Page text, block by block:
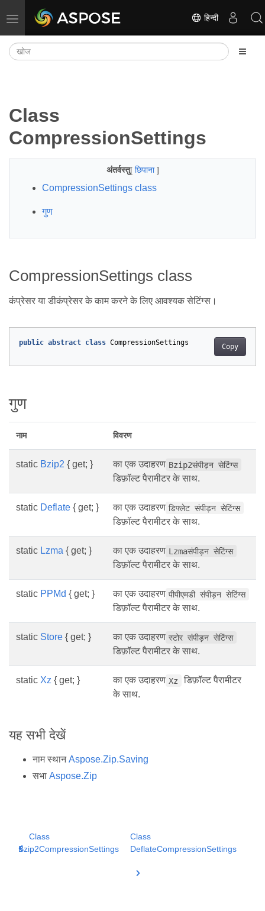
नेविगेशन टॉगल करें हिन्दी
Class
CompressionSettings
अंतर्वस्तु[ छिपाना]
CompressionSettings class
गुण
CompressionSettings class
कंप्रेसर या डीकंप्रेसर के काम करने के लिए आवश्यक सेटिंग्स।
Copy
public abstract class CompressionSettings
गुण
नाम विवरण
static Bzip2 { get; } का एक उदाहरण Bzip2संपीड़न सेटिंग्स
डिफ़ॉल्ट पैरामीटर के साथ.
static Deflate { get; } का एक उदाहरण डिफ्लेट संपीड़न सेटिंग्स
डिफ़ॉल्ट पैरामीटर के साथ.
static Lzma { get; } का एक उदाहरण Lzmaसंपीड़न सेटिंग्स
डिफ़ॉल्ट पैरामीटर के साथ.
static PPMd { get; } का एक उदाहरण पीपीएमडी संपीड़न सेटिंग्स
डिफ़ॉल्ट पैरामीटर के साथ.
static Store { get; } का एक उदाहरण स्टोर संपीड़न सेटिंग्स
डिफ़ॉल्ट पैरामीटर के साथ.
static Xz { get; } का एक उदाहरण Xz
डिफ़ॉल्ट पैरामीटर
के साथ.
यह सभी देखें
नाम स्थानAspose.Zip.Saving
सभा Aspose.Zip
Class
Bzip2CompressionSettings
Class
DeflateCompressionSettings